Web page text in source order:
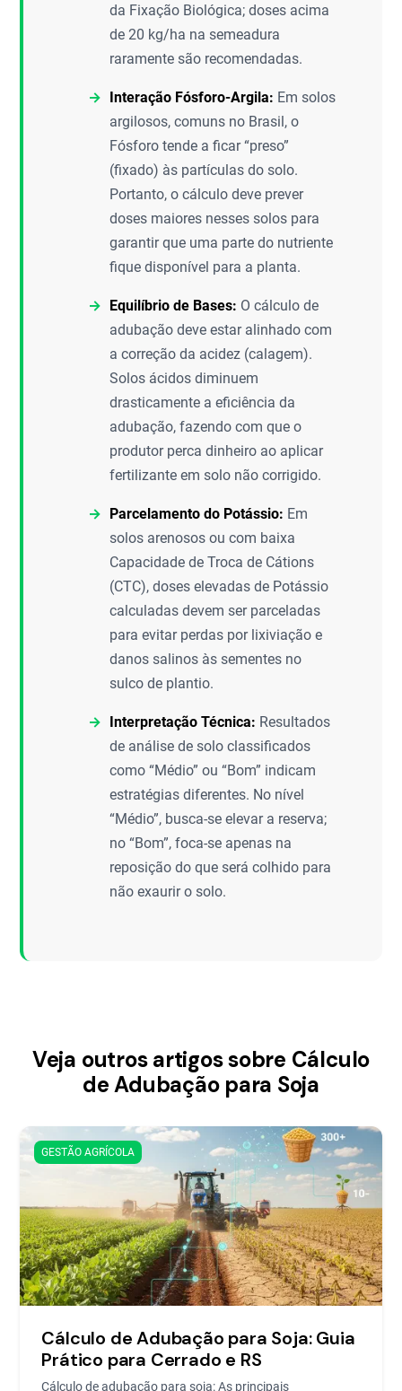
da Fixação Biológica; doses acima
de 20 kg/ha na semeadura
raramente são recomendadas.
Interação Fósforo-Argila: Em solos
argilosos, comuns no Brasil, o
Fósforo tende a ficar “preso”
(fixado) às partículas do solo.
Portanto, o cálculo deve prever
doses maiores nesses solos para
garantir que uma parte do nutriente
fique disponível para a planta.
Equilíbrio de Bases: O cálculo de
adubação deve estar alinhado com
a correção da acidez (calagem).
Solos ácidos diminuem
drasticamente a eficiência da
adubação, fazendo com que o
produtor perca dinheiro ao aplicar
fertilizante em solo não corrigido.
Parcelamento do Potássio: Em
solos arenosos ou com baixa
Capacidade de Troca de Cátions
(CTC), doses elevadas de Potássio
calculadas devem ser parceladas
para evitar perdas por lixiviação e
danos salinos às sementes no
sulco de plantio.
Interpretação Técnica: Resultados
de análise de solo classificados
como “Médio” ou “Bom” indicam
estratégias diferentes. No nível
“Médio”, busca-se elevar a reserva;
no “Bom”, foca-se apenas na
reposição do que será colhido para
não exaurir o solo.
Veja outros artigos sobre Cálculo
de Adubação para Soja
GESTÃO AGRÍCOLA
Cálculo de Adubação para Soja: Guia
Prático para Cerrado e RS
Cálculo de adubação para soja: As principais